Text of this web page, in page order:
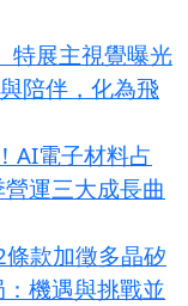
特展主視覺曝光
陪伴，化為飛
AI電子材料占
運三大成長曲
條款加徵多晶矽
機遇與挑戰並